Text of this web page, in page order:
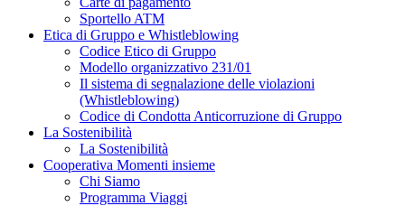
Sportello ATM
Etica di Gruppo e Whistleblowing
Codice Etico di Gruppo
Modello organizzativo 231/01
Il sistema di segnalazione delle violazioni
(Whistleblowing)
Codice di Condotta Anticorruzione di Gruppo
La Sostenibilità
La Sostenibilità
Cooperativa Momenti insieme
Chi Siamo
Programma Viaggi